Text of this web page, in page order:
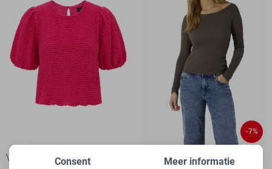
Vero Moda T-shirt
-7%
Noisy may T-shirt
Consent Meer informatie